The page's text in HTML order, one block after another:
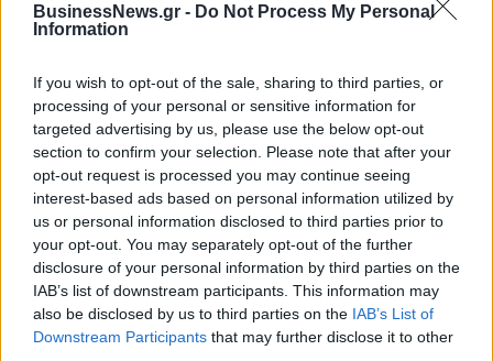
BusinessNews.gr - Do Not Process My Personal
Information
If you wish to opt-out of the sale, sharing to third parties, or
processing of your personal or sensitive information for
targeted advertising by us, please use the below opt-out
section to confirm your selection. Please note that after your
opt-out request is processed you may continue seeing
interest-based ads based on personal information utilized by
us or personal information disclosed to third parties prior to
your opt-out. You may separately opt-out of the further
disclosure of your personal information by third parties on the
IAB’s list of downstream participants. This information may
also be disclosed by us to third parties on the IAB’s List of
Downstream Participants that may further disclose it to other
ΕΛΣΤΑΤ: Στο 3,4% υποχώρησε ο πληθωρισμός τον Ιούλιο
Χρηματοδότηση 8 εκατ. ευρώ
σε 843 μέσα ενημέρωσης-
Ξεκίνησε το πενταετές
πρόγραμμα ενίσχυσης του
Τύπου
Metlen: Ρεκόρ EBITDA στο α'
εξάμηνο, στα 550 εκατ. ευρώ –
Καθαρά κέρδη 313 εκατ. ευρώ
Η Chery επενδύει 75 εκατ. δολάρια στην KG Mobility